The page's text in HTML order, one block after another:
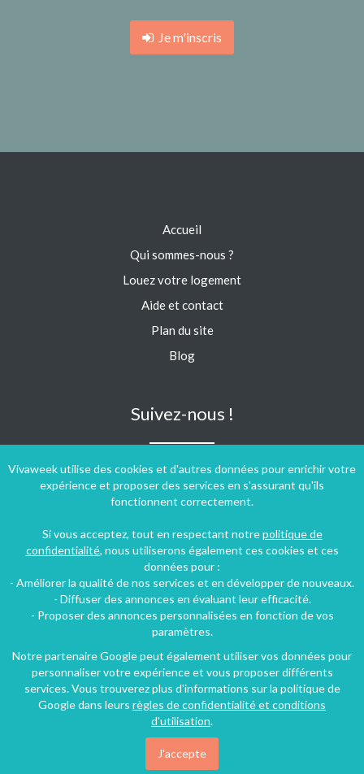
Je m'inscris
Vivaweek utilise des cookies et d'autres données pour enrichir votre
expérience et proposer des services en s'assurant qu'ils
fonctionnent correctement.
Si vous acceptez, tout en respectant notrepolitique de
confidentialité, nous utiliserons également ces cookies et ces
données pour :
- Améliorer la qualité de nos services et en développer de nouveaux.
- Diffuser des annonces en évaluant leur efficacité.
- Proposer des annonces personnalisées en fonction de vos
paramètres.
Notre partenaire Google peut également utiliser vos données pour
personnaliser votre expérience et vous proposer différents
services. Vous trouverez plus d'informations sur la politique de
Google dans leurs règles de confidentialité et conditions
d'utilisation.
J'accepte
Accueil
Qui sommes-nous ?
Louez votre logement
Aide et contact
Plan du site
Blog
Suivez-nous !
Conditions générales d'utilisation- Politique de confidentialité
Copyright © 2009 ‐ 2026 Vivaweek ‐ Tous droits réservés ‐
Dernière mise à jour du site : 06 août 2026